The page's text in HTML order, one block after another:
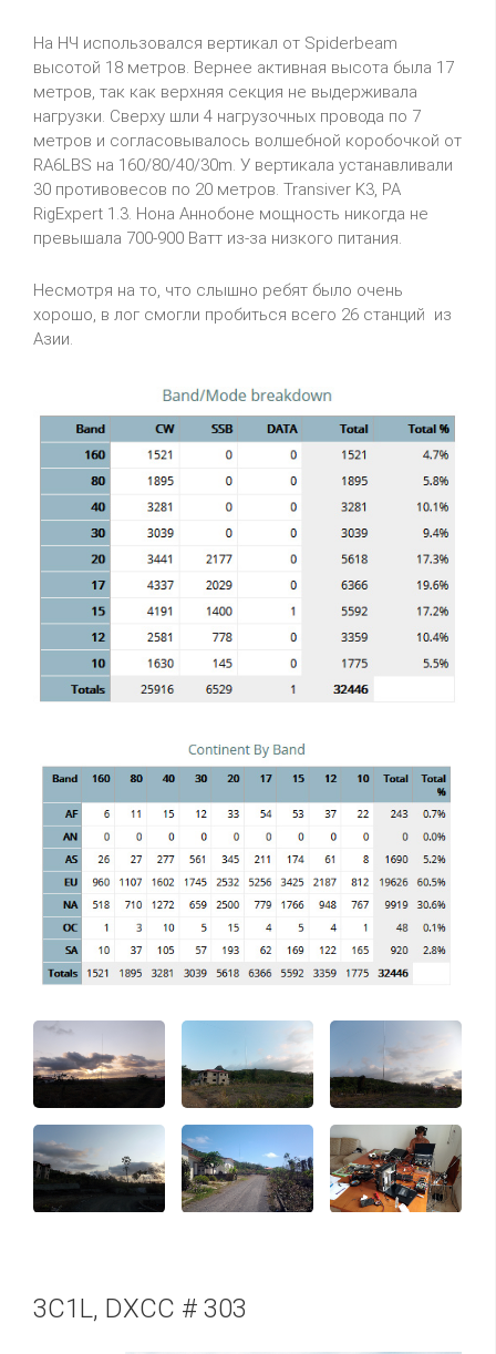
На НЧ использовался вертикал от Spiderbeam
высотой 18 метров. Вернее активная высота была 17
метров, так как верхняя секция не выдерживала
нагрузки. Сверху шли 4 нагрузочных провода по 7
метров и согласовывалось волшебной коробочкой от
RA6LBS на 160/80/40/30m. У вертикала устанавливали
30 противовесов по 20 метров. Transiver K3, PA
RigExpert 1.3. Нона Аннобоне мощность никогда не
превышала 700-900 Ватт из-за низкого питания.
Несмотря на то, что слышно ребят было очень
хорошо, в лог смогли пробиться всего 26 станций из
Азии.
3C1L, DXCC # 303